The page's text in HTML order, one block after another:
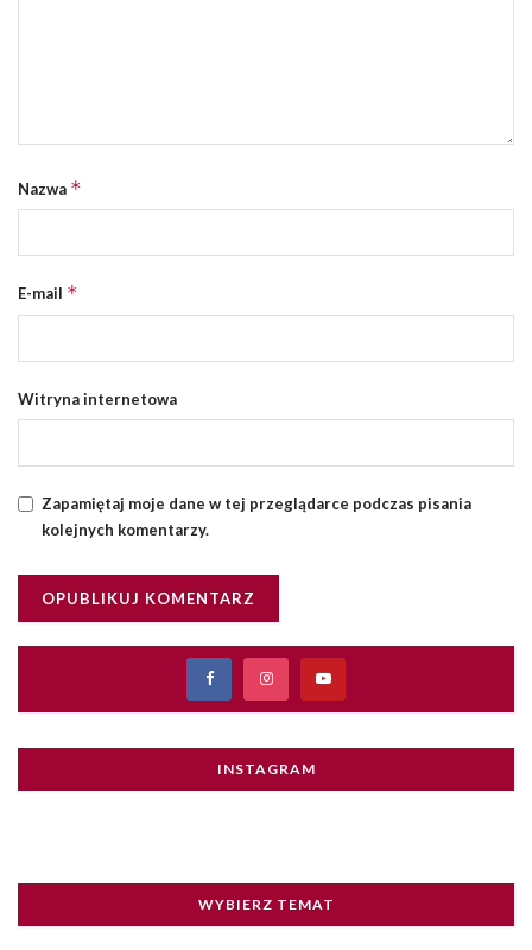
Nazwa *
E-mail *
Witryna internetowa
Zapamiętaj moje dane w tej przeglądarce podczas pisania
kolejnych komentarzy.
INSTAGRAM
WYBIERZ TEMAT